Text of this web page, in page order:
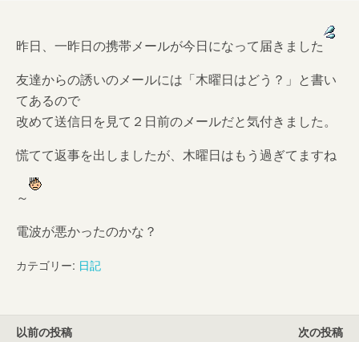
昨日、一昨日の携帯メールが今日になって届きました
友達からの誘いのメールには「木曜日はどう？」と書い
てあるので
改めて送信日を見て２日前のメールだと気付きました。
慌てて返事を出しましたが、木曜日はもう過ぎてますね
～
電波が悪かったのかな？
カテゴリー: 日記
以前の投稿 次の投稿